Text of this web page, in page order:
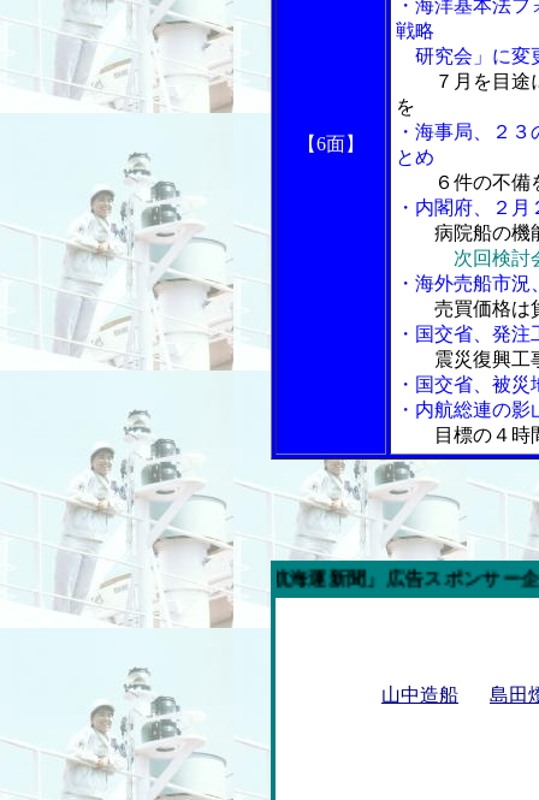
【6面】
・海洋基本法
戦略
研究会」に変
７月を目
を
・海事局、２
とめ
６件の不備
・内閣府、２
病院船の機
次回検討
・海外売船市
売買価格は
・国交省、発
震災復興工
・国交省、被
・内航総連の
目標の４時
今週の「内航海運新聞」広告スポンサー企業
山中造船 島田